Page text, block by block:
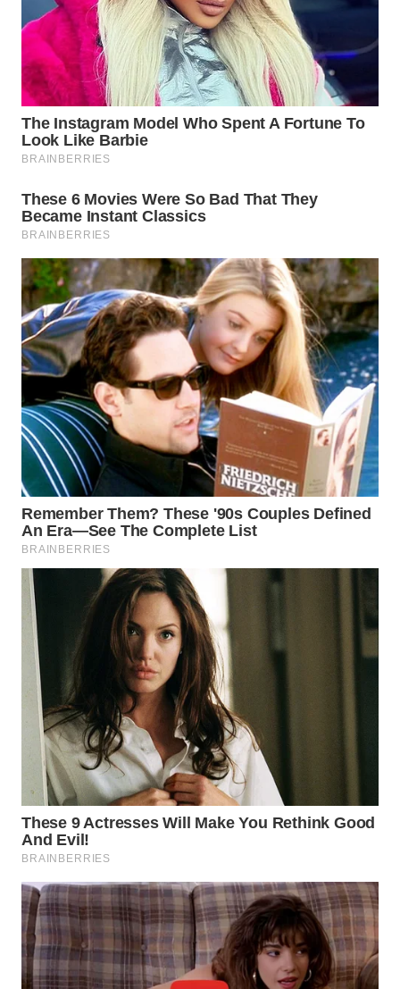
WN DELI
SERDANG
WN
TEBING
TINGGI
WN
KARAWANG
WN
BEKASI
WN
BOGOR
WN
DEPOK
WN
TAPANULI
UTARA
PADANG
LAWAS
WN
SUMEDANG
WN
CIANJUR
KEPULAUAN
SERIBU
WN
TANGERANG